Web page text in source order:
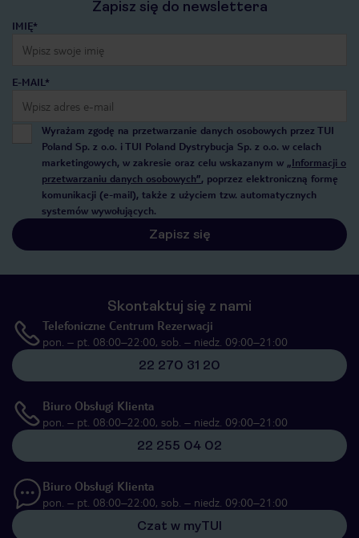
Zapisz się do newslettera
IMIĘ*
E-MAIL*
Wyrażam zgodę na przetwarzanie danych osobowych przez TUI
Poland Sp. z o.o. i TUI Poland Dystrybucja Sp. z o.o. w celach
marketingowych, w zakresie oraz celu wskazanym w „Informacji o
przetwarzaniu danych osobowych”, poprzez elektroniczną formę
komunikacji (e-mail), także z użyciem tzw. automatycznych
systemów wywołujących.
Zapisz się
Skontaktuj się z nami
Telefoniczne Centrum Rezerwacji
pon. – pt. 08:00–22:00, sob. – niedz. 09:00–21:00
22 270 31 20
Biuro Obsługi Klienta
pon. – pt. 08:00–22:00, sob. – niedz. 09:00–21:00
22 255 04 02
Biuro Obsługi Klienta
pon. – pt. 08:00–22:00, sob. – niedz. 09:00–21:00
Czat w myTUI